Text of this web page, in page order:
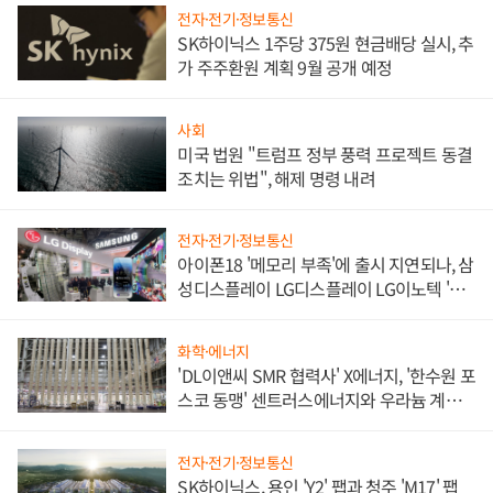
전자·전기·정보통신
SK하이닉스 1주당 375원 현금배당 실시, 추
가 주주환원 계획 9월 공개 예정
사회
미국 법원 "트럼프 정부 풍력 프로젝트 동결
조치는 위법", 해제 명령 내려
전자·전기·정보통신
아이폰18 '메모리 부족'에 출시 지연되나, 삼
성디스플레이 LG디스플레이 LG이노텍 '탈
화학·에너지
'DL이앤씨 SMR 협력사' X에너지, '한수원 포
스코 동맹' 센트러스에너지와 우라늄 계약
전자·전기·정보통신
SK하이닉스, 용인 'Y2' 팹과 청주 'M17' 팹